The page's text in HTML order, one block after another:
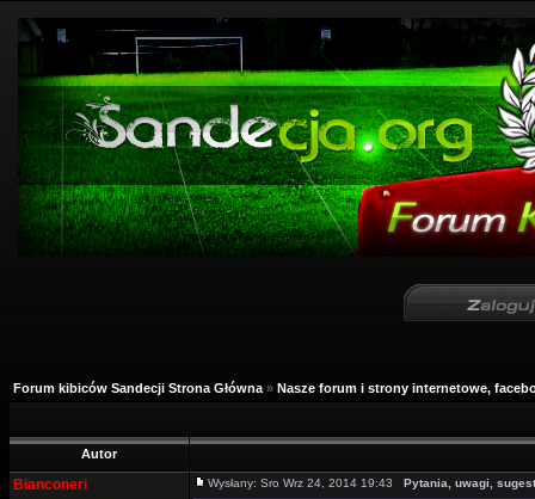
Forum kibiców Sandecji Strona Główna » Nasze forum i strony internetowe,
Autor
Bianconeri Wysłany: Sro Wrz 24, 2014 19:43 Pytania, uwagi,